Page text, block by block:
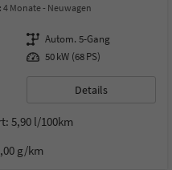
4 Monate Neuwagen
Getriebe Autom. 5-Gang
Leistung 50 kW (68 PS)
Details
5,90 l/100km
g/km